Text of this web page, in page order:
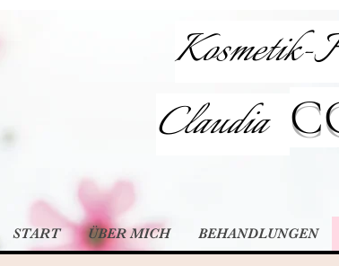
Kosmetik-
Claudia
START ÜBER MICH BEHANDLUNGEN